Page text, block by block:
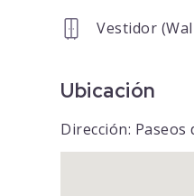
Vestidor
Ubicación
Dirección: